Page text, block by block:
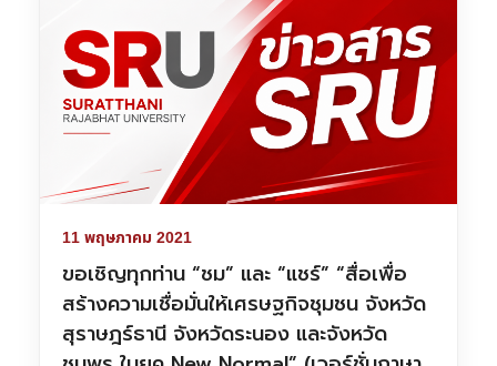
11 พฤษภาคม 2021
ขอเชิญทุกท่าน “ชม” และ “แชร์” “สื่อเพื่อ
สร้างความเชื่อมั่นให้เศรษฐกิจชุมชน จังหวัด
สุราษฎร์ธานี จังหวัดระนอง และจังหวัด